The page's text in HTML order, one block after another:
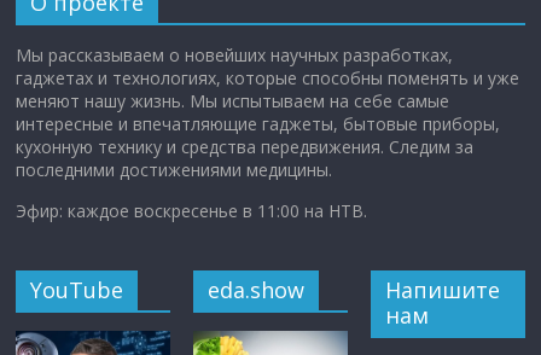
Мы рассказываем о новейших научных разработках,
гаджетах и технологиях, которые способны поменять и уже
меняют нашу жизнь. Мы испытываем на себе самые
интересные и впечатляющие гаджеты, бытовые приборы,
кухонную технику и средства передвижения. Следим за
последними достижениями медицины.
Эфир: каждое воскресенье в 11:00 на НТВ.
YouTube eda.show
Напишите
нам